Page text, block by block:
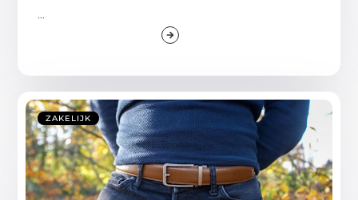
...
ZAKELIJK